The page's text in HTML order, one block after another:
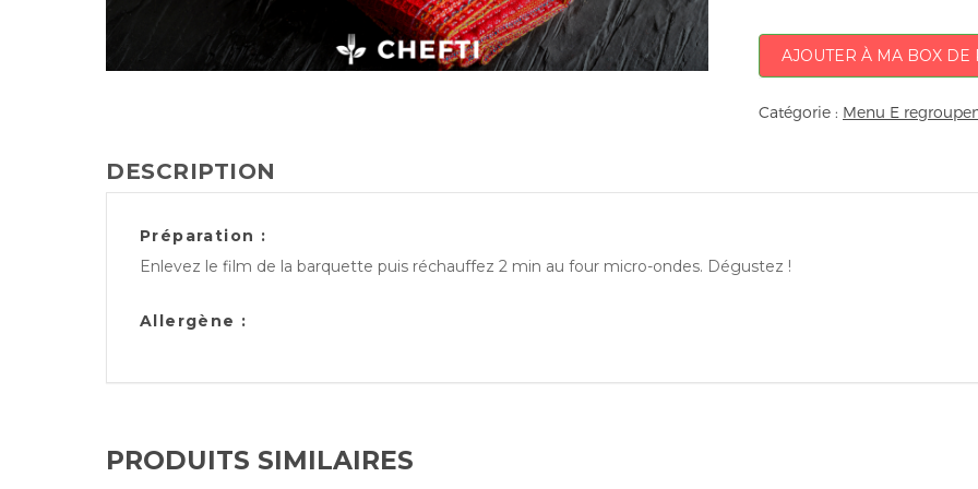
AJOUTER À MA BOX DE
Catégorie : Menu E
DESCRIPTION
Préparation :
Enlevez le film de la barquette puis réchauffez 2 min au four micro-ondes. Dégustez !
Allergène :
PRODUITS SIMILAIRES